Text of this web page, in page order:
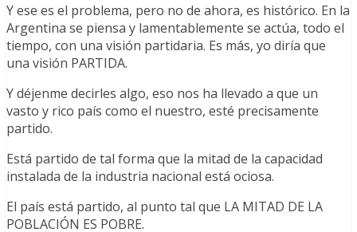
Y ese es el problema, pero no de ahora, es histórico. En la
Argentina se piensa y lamentablemente se actúa, todo el
tiempo, con una visión partidaria. Es más, yo diría que
una visión PARTIDA.
Y déjenme decirles algo, eso nos ha llevado a que un
vasto y rico país como el nuestro, esté precisamente
partido.
Está partido de tal forma que la mitad de la capacidad
instalada de la industria nacional está ociosa.
El país está partido, al punto tal que LA MITAD DE LA
POBLACIÓN ES POBRE.